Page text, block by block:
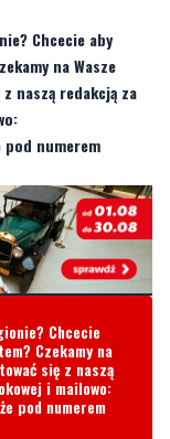
Chcecie aby
na Wasze
naszą redakcją za
pod numerem
Chcecie
Czekamy na
się z naszą
i mailowo:
pod numerem